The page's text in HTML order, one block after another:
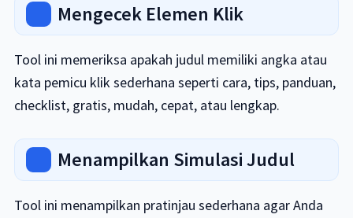
Mengecek Elemen Klik
Tool ini memeriksa apakah judul memiliki angka atau
kata pemicu klik sederhana seperti cara, tips, panduan,
checklist, gratis, mudah, cepat, atau lengkap.
Menampilkan Simulasi Judul
Tool ini menampilkan pratinjau sederhana agar Anda